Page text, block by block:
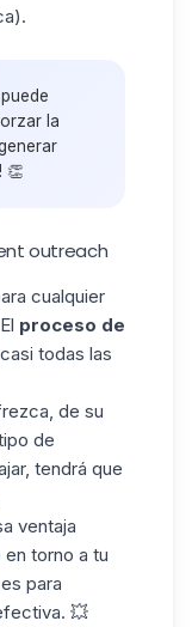
la
👏
outreach
cualquier
proceso de
todas las
de su
de
tendrá que
ventaja
torno a tu
para
💥